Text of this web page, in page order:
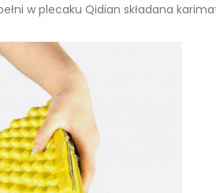
w plecaku Qidian składana